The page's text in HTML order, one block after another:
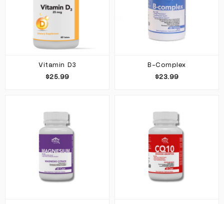
Vitamin D3
$25.99
B-Complex
$23.99